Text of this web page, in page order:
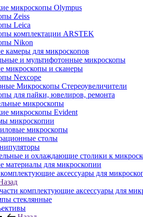
микроскопы Olympus
Zeiss
Leica
комплектации ARSTEK
Nikon
камеры для микроскопов
и мультифотонные микроскопы
микроскопы и сканеры
Nexcope
Микроскопы Стереоувеличители
для пайки, ювелиров, ремонта
микроскопы
микроскопы Evident
микроскопии
микроскопы
столы
и охлаждающие столики к
материалы для микроскопии
аксессуары для
комплектующие аксессуары для
стеклянные